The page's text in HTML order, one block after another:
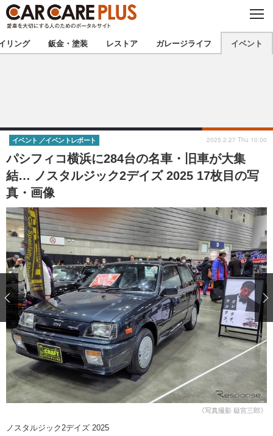
C
O
S
E
★カーケアプラス認定★ 厳選プロショップを地域から探す
甲信越 北陸
東海 関西
中国
九州 沖縄
注目の記事
ショップレポート 愛車 File
自動車豆知識 ストップ！不具合修理＆粗悪修理
鈑金・塗装
ディテイリング
ディテイリング 洗車
ヘッドライト磨き コーティング
フィルム・ラッピング
鈑金・塗装
小キズ直し 防錆
特集記事
ストップ 不具合修理＆粗悪修理
カーメーカー「旧車」関連プロジェ
コラム
ショップ紹介
ショップレポート プロショップ検索
レストア
カーメーカー「旧車」関連プロジ
コラム
イベント
イベント告知
リング 鈑金・塗装 レストア ガレージライフ イベント
パシフィコ横浜に284台の名車・旧車が大集
結… ノスタルジック2デイズ 2025 17枚目の写
真・画像
イベント イベントレポート 2025.2.27 Thu 10:00
《写真撮影 嶽宮三郎》
ノスタルジック2デイズ 2025